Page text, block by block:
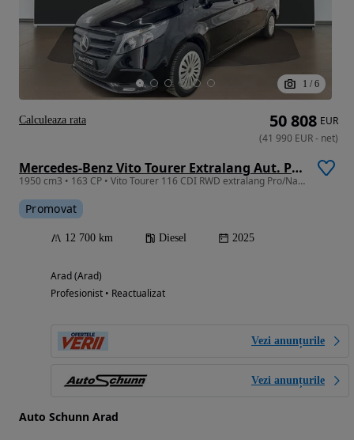
1 / 6
Mercedes-Benz Vito Tourer Extralang Aut. PRO
1950 cm3 • 163 CP • Vito Tourer 116 CDI RWD extralang Pro/Navigatie/Camera/Sistem Parcare
Promovat
12 700 km Diesel 2025
Arad (Arad)
Profesionist • Reactualizat
Vezi anunțurile
Vezi anunțurile
Auto Schunn Arad
50 808 EUR
(41 990 EUR- net)
Calculeaza rata